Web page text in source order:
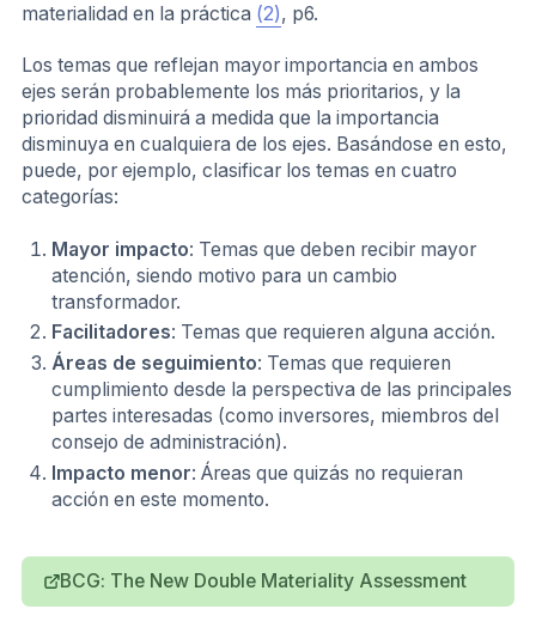
materialidad en la práctica (2), p6.
Los temas que reflejan mayor importancia en ambos
ejes serán probablemente los más prioritarios, y la
prioridad disminuirá a medida que la importancia
disminuya en cualquiera de los ejes. Basándose en esto,
puede, por ejemplo, clasificar los temas en cuatro
categorías:
Mayor impacto: Temas que deben recibir mayor
atención, siendo motivo para un cambio
transformador.
Facilitadores: Temas que requieren alguna acción.
Áreas de seguimiento: Temas que requieren
cumplimiento desde la perspectiva de las principales
partes interesadas (como inversores, miembros del
consejo de administración).
Impacto menor: Áreas que quizás no requieran
acción en este momento.
BCG: The New Double Materiality Assessment